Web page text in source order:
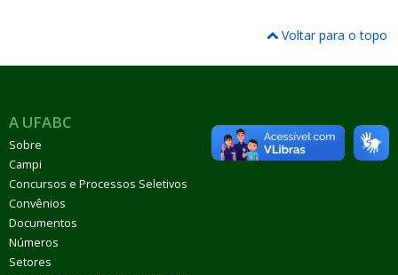
Voltar para o topo
A UFABC
Sobre
Campi
Concursos e Processos Seletivos
Convênios
Documentos
Números
Setores